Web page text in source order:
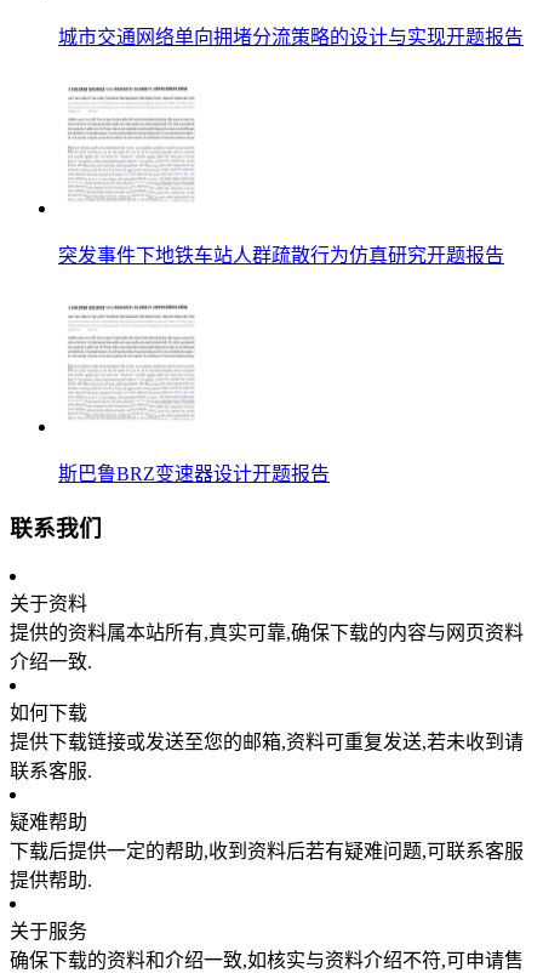
城市交通网络单向拥堵分流策略的设计与实现开题报告
突发事件下地铁车站人群疏散行为仿真研究开题报告
斯巴鲁BRZ变速器设计开题报告
联系我们
关于资料
提供的资料属本站所有,真实可靠,确保下载的内容与网页资料
介绍一致.
如何下载
提供下载链接或发送至您的邮箱,资料可重复发送,若未收到请
联系客服.
疑难帮助
下载后提供一定的帮助,收到资料后若有疑难问题,可联系客服
提供帮助.
关于服务
确保下载的资料和介绍一致,如核实与资料介绍不符,可申请售